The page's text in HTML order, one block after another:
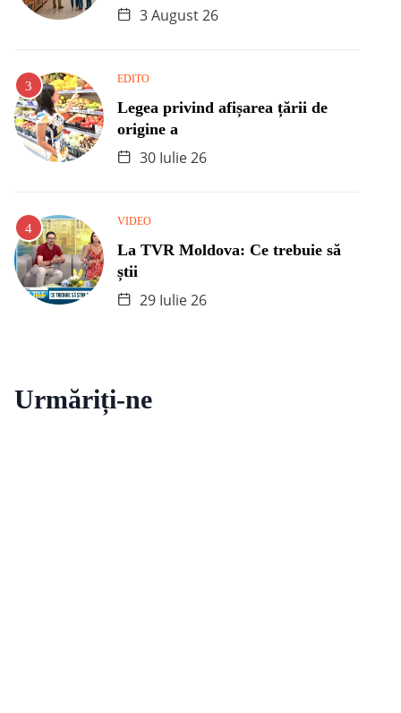
3 August 26
EDITO
Legea privind afișarea țării de
origine a
30 Iulie 26
VIDEO
La TVR Moldova: Ce trebuie să
știi
29 Iulie 26
Urmăriți-ne